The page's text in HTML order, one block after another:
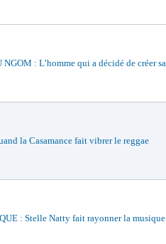
: L’homme qui a décidé de créer
la Casamance fait vibrer le reggae
: Stelle Natty fait rayonner la